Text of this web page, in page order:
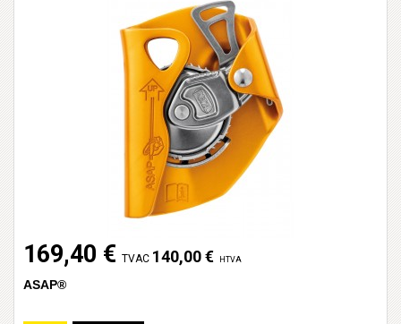
169,40 € TVAC 140,00 € HTVA
ASAP®